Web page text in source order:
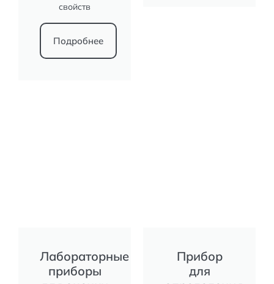
свойств
Подробнее
Лабораторные
приборы
Прибор
для